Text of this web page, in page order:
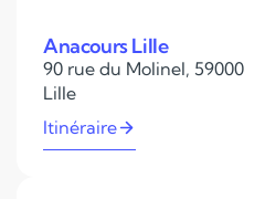
Anacours Lille
90 rue du Molinel, 59000
Lille
Itinéraire